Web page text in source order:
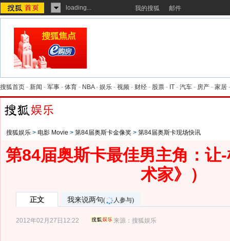
loading... 我的搜狐 邮件
搜狐首页 - 新闻 - 军事 - 体育 - NBA- 娱乐 - 视频 - 财经 - 股票 - IT - 汽车 - 房产 - 家居
搜狐娱乐 > 电影 Movie > 第84届奥斯卡金像奖 > 第84届奥斯卡现场快讯
第84届奥斯卡最佳男主角：让
术家》）
正文 我来说两句( 人参与)
2012年02月27日12:22 来源：搜狐娱乐